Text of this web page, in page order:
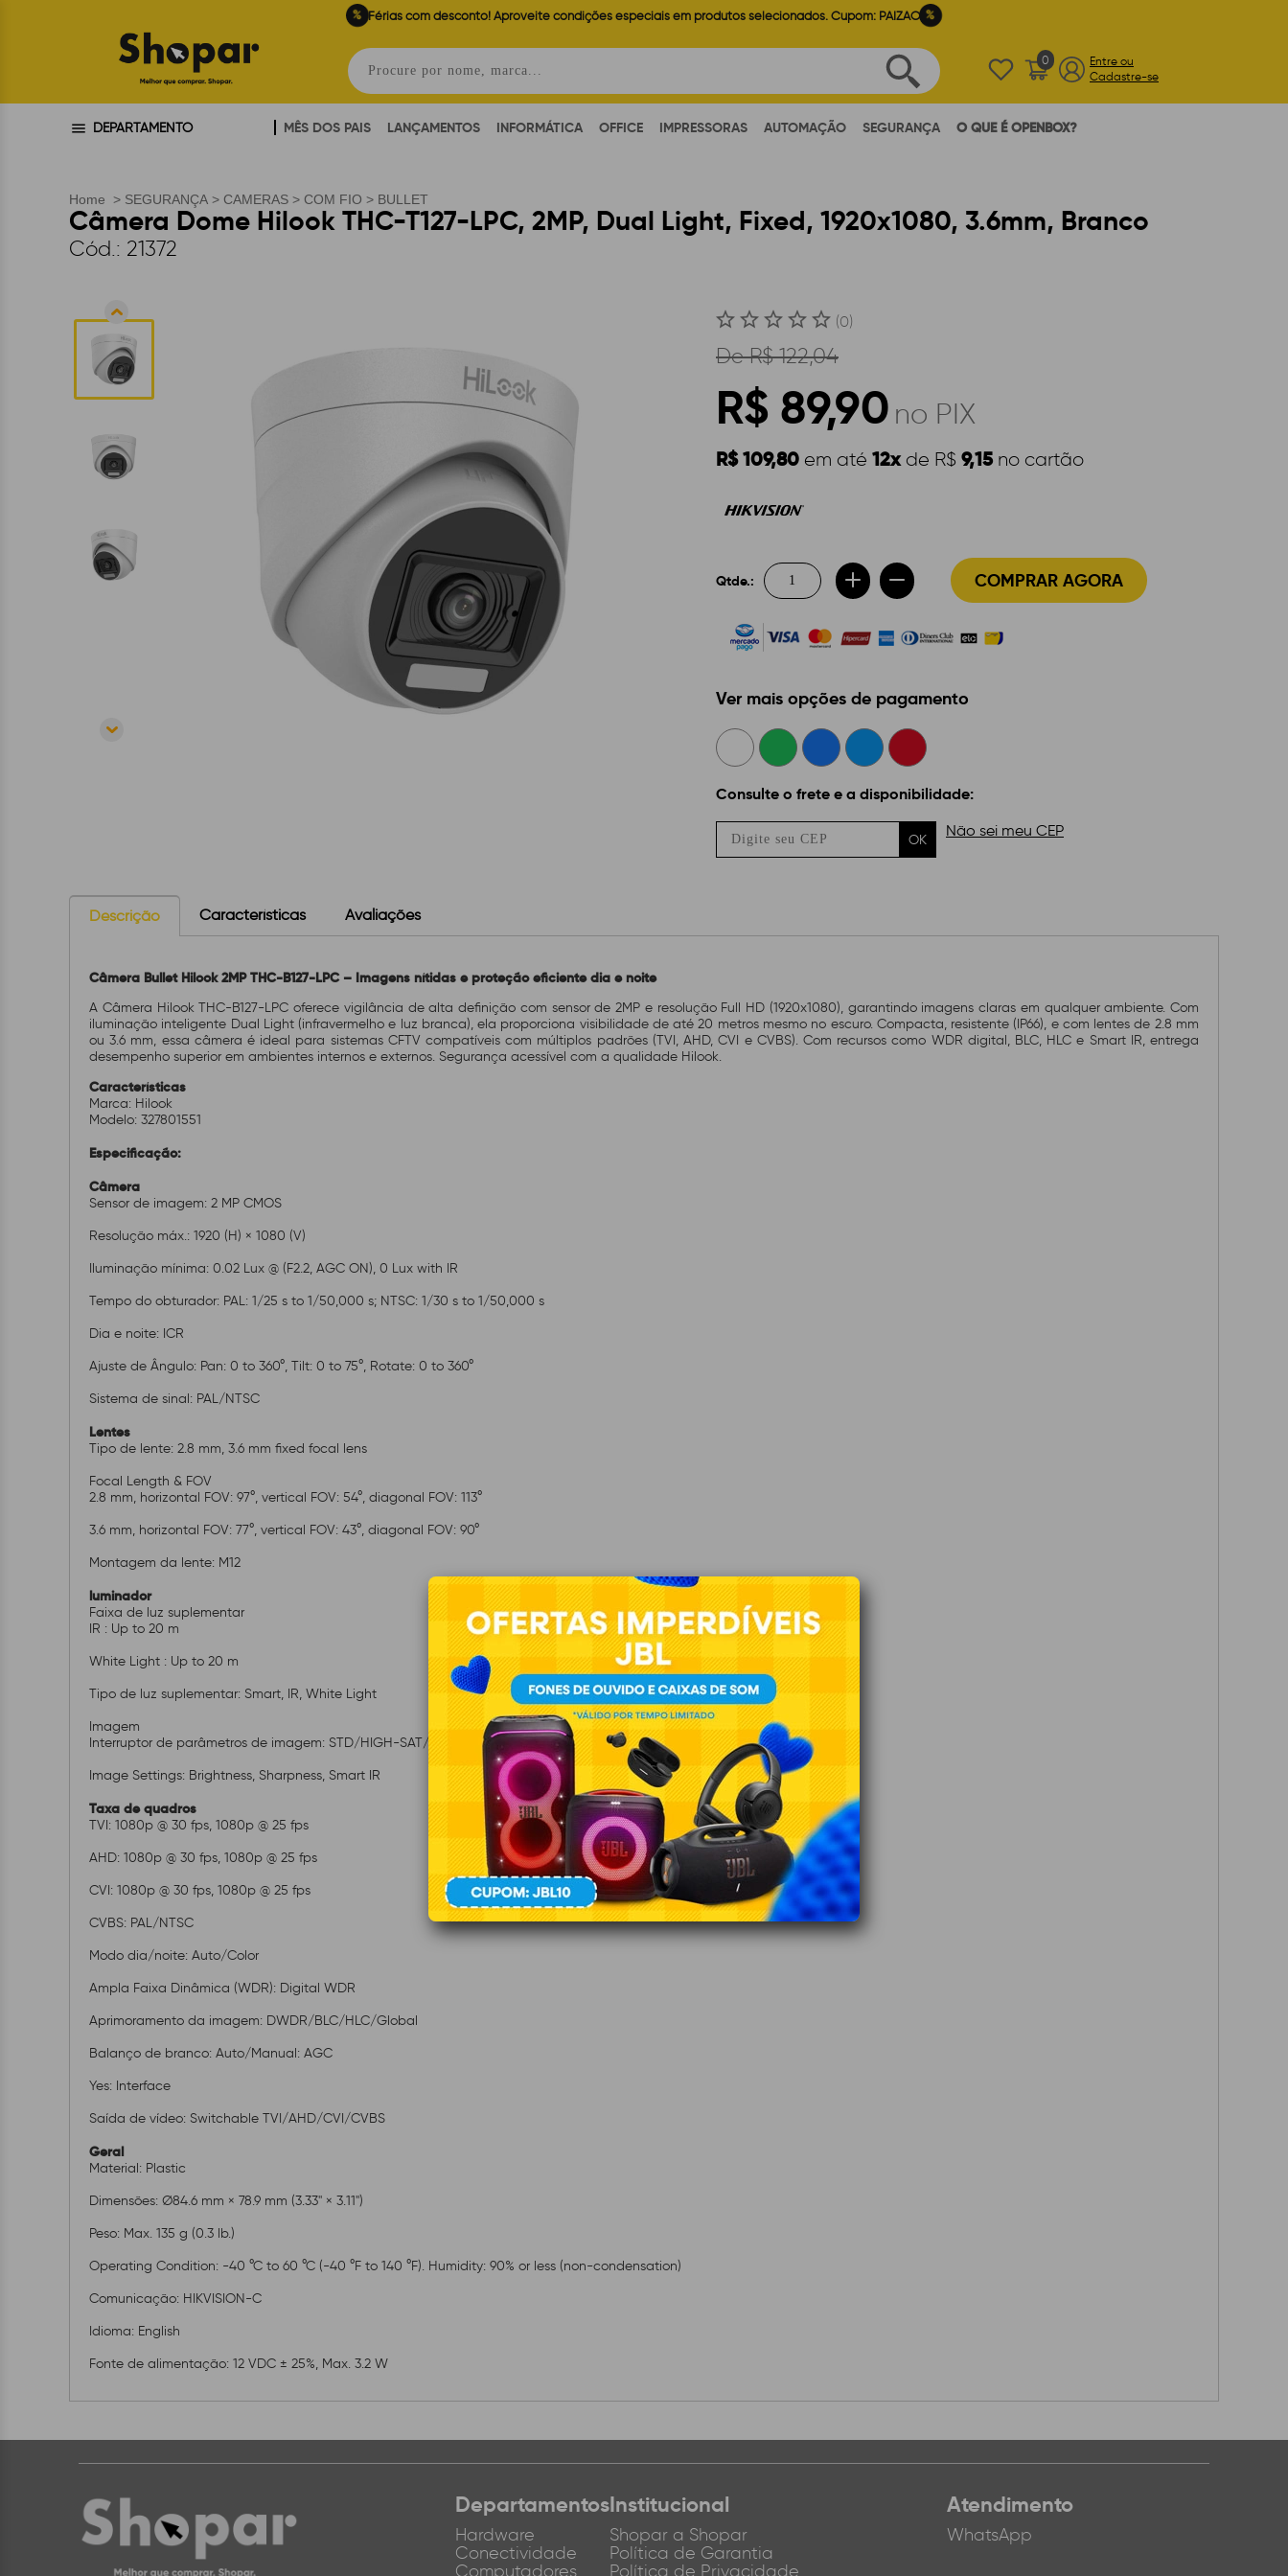
% Férias com desconto! Aproveite condições especiais em produtos selecionados. Cupom: PAIZAO %
0
Entre ou
Cadastre-se
DEPARTAMENTO MÊS DOS PAIS LANÇAMENTOS INFORMÁTICA OFFICE IMPRESSORAS AUTOMAÇÃO SEGURANÇA O QUE É OPENBOX?
Home > SEGURANÇA > CAMERAS > COM FIO > BULLET
Câmera Dome Hilook THC-T127-LPC, 2MP, Dual Light, Fixed, 1920x1080, 3.6mm, Branco
Cód.: 21372
(0)
DeR$ 122,04
R$ 89,90 no PIX
R$ 109,80 em até 12xde R$ 9,15 no cartão
Qtde.: COMPRAR AGORA
Ver mais opções de pagamento
Consulte o frete e a disponibilidade:
OK Não sei meu CEP
Descrição Características Avaliações
O
ChatGPT
disse:
Câmera Bullet Hilook 2MP THC-B127-LPC – Imagens nítidas e proteção eficiente dia e noite
A Câmera Hilook THC-B127-LPC oferece vigilância de alta definição com sensor de 2MP e resolução Full HD (1920x1080), garantindo imagens claras em qualquer ambiente. Com
iluminação inteligente Dual Light (infravermelho e luz branca), ela proporciona visibilidade de até 20 metros mesmo no escuro. Compacta, resistente (IP66), e com lentes de 2.8 mm
ou 3.6 mm, essa câmera é ideal para sistemas CFTV compatíveis com múltiplos padrões (TVI, AHD, CVI e CVBS). Com recursos como WDR digital, BLC, HLC e Smart IR, entrega
desempenho superior em ambientes internos e externos. Segurança acessível com a qualidade Hilook.
Características
Marca: Hilook
Modelo: 327801551
Especificação:
Câmera
Sensor de imagem: 2 MP CMOS
Resolução máx.: 1920 (H) × 1080 (V)
Iluminação mínima: 0.02 Lux @ (F2.2, AGC ON), 0 Lux with IR
Tempo do obturador: PAL: 1/25 s to 1/50,000 s; NTSC: 1/30 s to 1/50,000 s
Dia e noite: ICR
Ajuste de Ângulo: Pan: 0 to 360°, Tilt: 0 to 75°, Rotate: 0 to 360°
Sistema de sinal: PAL/NTSC
Lentes
Tipo de lente: 2.8 mm, 3.6 mm fixed focal lens
Focal Length & FOV
2.8 mm, horizontal FOV: 97°, vertical FOV: 54°, diagonal FOV: 113°
3.6 mm, horizontal FOV: 77°, vertical FOV: 43°, diagonal FOV: 90°
Montagem da lente: M12
luminador
Faixa de luz suplementar
IR : Up to 20 m
White Light : Up to 20 m
Tipo de luz suplementar: Smart, IR, White Light
Imagem
Interruptor de parâmetros de imagem: STD/HIGH-SAT/HIGHLIGHT
Image Settings: Brightness, Sharpness, Smart IR
Taxa de quadros
TVI: 1080p @ 30 fps, 1080p @ 25 fps
AHD: 1080p @ 30 fps, 1080p @ 25 fps
CVI: 1080p @ 30 fps, 1080p @ 25 fps
CVBS: PAL/NTSC
Modo dia/noite: Auto/Color
Ampla Faixa Dinâmica (WDR): Digital WDR
Aprimoramento da imagem: DWDR/BLC/HLC/Global
Balanço de branco: Auto/Manual: AGC
Yes: Interface
Saída de vídeo: Switchable TVI/AHD/CVI/CVBS
Geral
Material: Plastic
Dimensões: Ø84.6 mm × 78.9 mm (3.33'' × 3.11'')
Peso: Max. 135 g (0.3 lb.)
Operating Condition: -40 °C to 60 °C (-40 °F to 140 °F). Humidity: 90% or less (non-condensation)
Comunicação: HIKVISION-C
Idioma: English
Fonte de alimentação: 12 VDC ± 25%, Max. 3.2 W
Departamentos
Hardware
Conectividade
Computadores
Institucional
Shopar a Shopar
Política de Garantia
Política de Privacidade
Atendimento
WhatsApp